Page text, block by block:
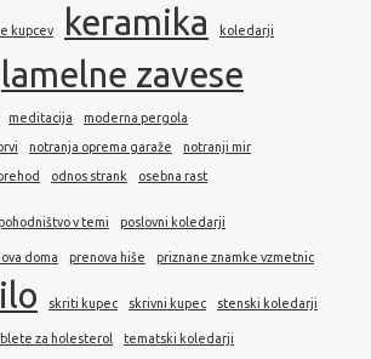
kupcev keramika koledarji
lamelne zavese
meditacija
moderna pergola
notranja oprema garaže
notranji mir
odnos strank osebna rast
pohodništvo v temi poslovni koledarji
doma prenova hiše priznane znamke vzmetnic
skriti kupec skrivni kupec stenski koledarji
za holesterol tematski koledarji